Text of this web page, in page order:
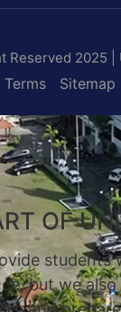
Reserved 2025 |
Terms Sitemap
OF
students
but we